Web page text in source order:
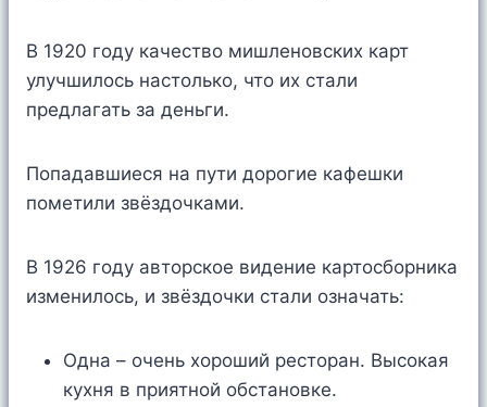
В 1920 году качество мишленовских карт
улучшилось настолько, что их стали
предлагать за деньги.
Попадавшиеся на пути дорогие кафешки
пометили звёздочками.
В 1926 году авторское видение картосборника
изменилось, и звёздочки стали означать:
Одна – очень хороший ресторан. Высокая
кухня в приятной обстановке.